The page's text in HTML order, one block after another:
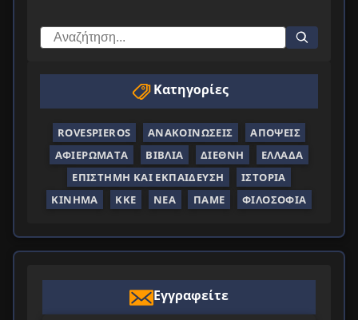
Κατηγορίες
ROVESPIEROS ΑΝΑΚΟΙΝΏΣΕΙΣ
ΑΠΌΨΕΙΣ
ΑΦΙΕΡΏΜΑΤΑ
ΒΙΒΛΊΑ ΔΙΕΘΝΉ
ΕΛΛΆΔΑ
ΕΠΙΣΤΉΜΗ ΚΑΙ ΕΚΠΑΊΔΕΥΣΗ
ΙΣΤΟΡΊΑ
ΚΊΝΗΜΑ
ΚΚΕ ΝΈΑ ΠΑΜΕ ΦΙΛΟΣΟΦΊΑ
Εγγραφείτε